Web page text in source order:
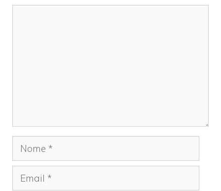
Nome
Email